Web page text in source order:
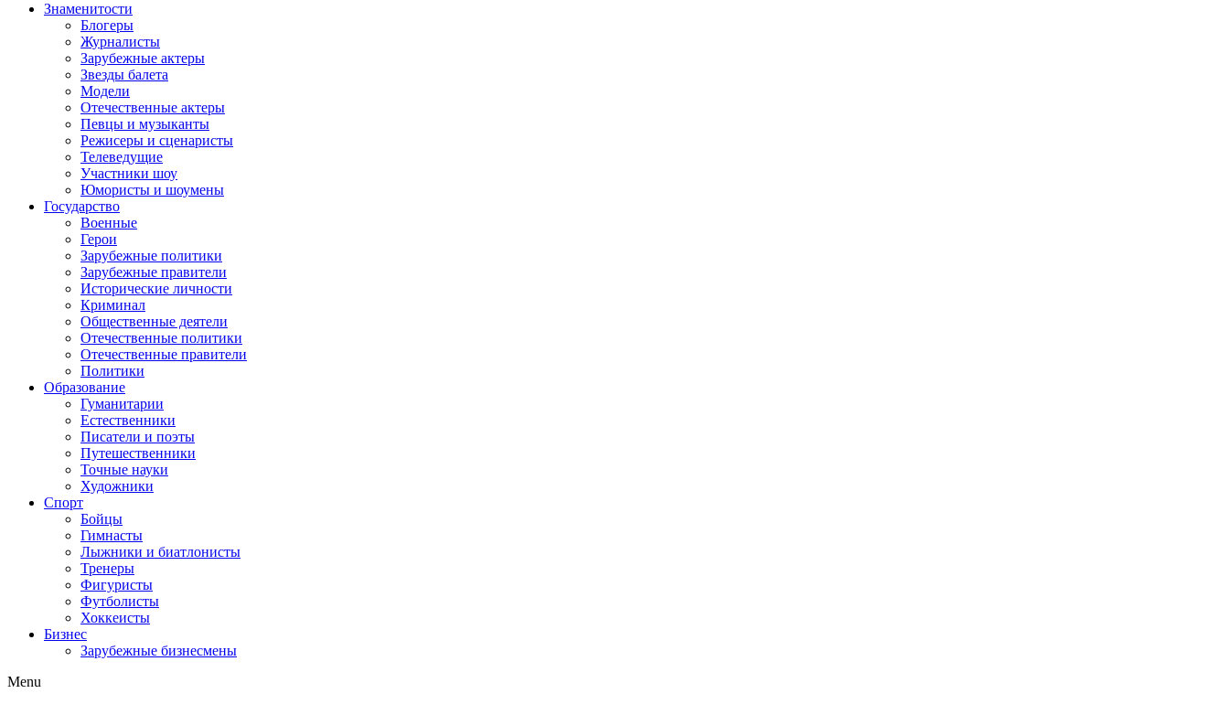
Знаменитости
Блогеры
Журналисты
Зарубежные актеры
Звезды балета
Модели
Отечественные актеры
Певцы и музыканты
Режисеры и сценаристы
Телеведущие
Участники шоу
Юмористы и шоумены
Государство
Военные
Герои
Зарубежные политики
Зарубежные правители
Исторические личности
Криминал
Общественные деятели
Отечественные политики
Отечественные правители
Политики
Образование
Гуманитарии
Естественники
Писатели и поэты
Путешественники
Точные науки
Художники
Спорт
Бойцы
Гимнасты
Лыжники и биатлонисты
Тренеры
Фигуристы
Футболисты
Хоккеисты
Бизнес
Зарубежные бизнесмены
Menu